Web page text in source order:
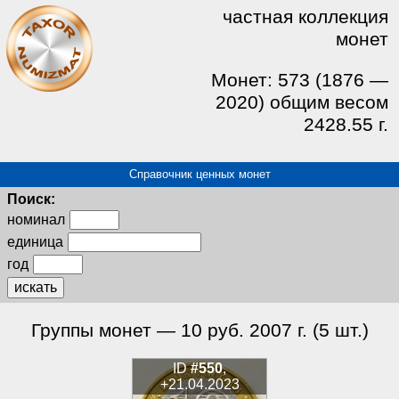
частная коллекция
монет
Монет: 573 (1876 —
2020) общим весом
2428.55 г.
Справочник ценных монет
Поиск:
номинал
единица
год
искать
Группы монет — 10 руб. 2007 г. (5 шт.)
ID#550,
+21.04.2023